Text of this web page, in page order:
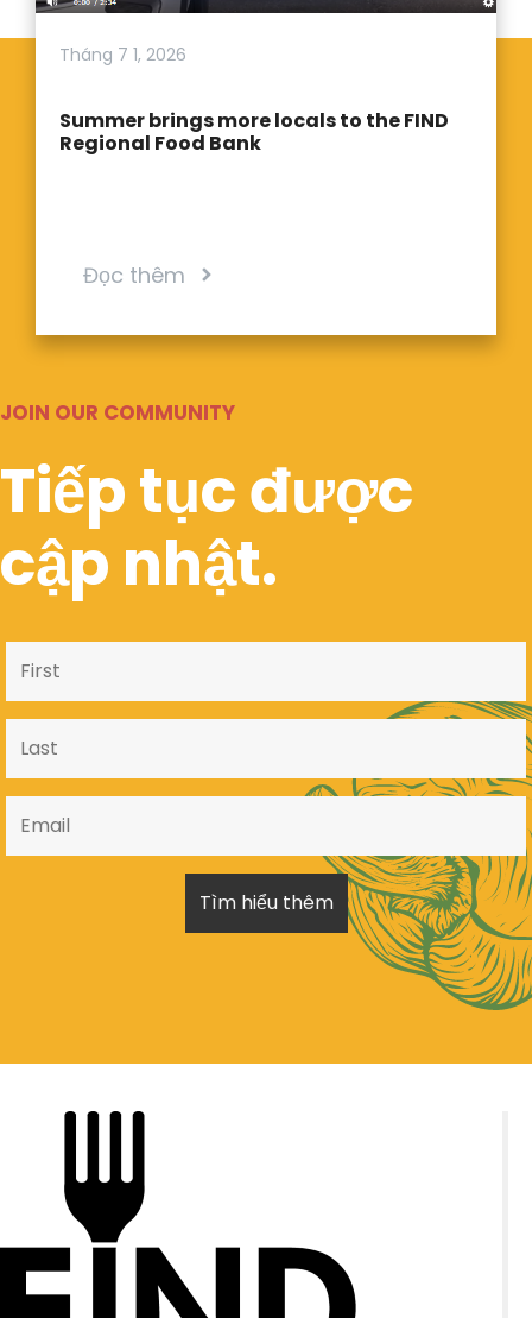
Tháng 7 1, 2026
Summer brings more locals to the FIND
Regional Food Bank
Đọc thêm
JOIN OUR COMMUNITY
Tiếp tục được
cập nhật.